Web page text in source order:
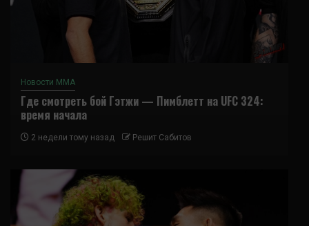
Новости ММА
Где смотреть бой Гэтжи — Пимблетт на UFC 324:
время начала
2 недели тому назад Решит Сабитов